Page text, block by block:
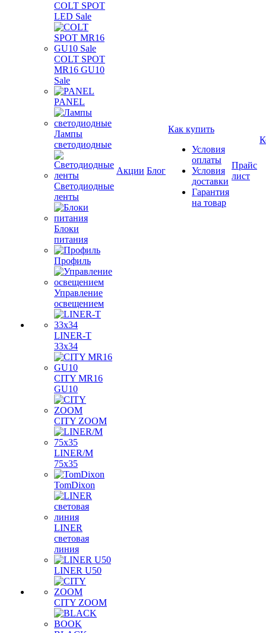
COLT SPOT
LED Sale
COLT SPOT
MR16 GU10
Sale
PANEL
Лампы
светодиодные
Светодиодные
ленты
Блоки
питания
Профиль
Управление
освещением
LINER-T
33x34
CITY MR16
GU10
CITY ZOOM
LINER/M
75х35
TomDixon
LINER
световая
линия
LINER U50
CITY ZOOM
Акции Блог
Как купить
Условия
оплаты
Условия
доставки
Гарантия
на товар
Прайс
лист